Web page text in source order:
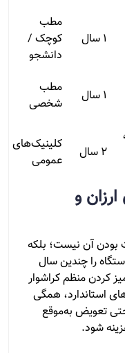
۱ سال
مطب
کوچک /
دانشجو
۱ سال
مطب
شخصی
۲ سال
کلینیک‌های
عمومی
و
بودن آن نیست؛ بلکه
را چندین سال
کردن منظم کراشوار
استاندارد، همگی
تعویض به‌موقع
شود.